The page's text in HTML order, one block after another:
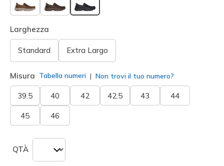
selezionato
Larghezza
Standard Extra Largo
Misura Tabella numeri Non trovi il tuo numero?
39.5 40 42 42.5 43 44
45 46
QTÀ